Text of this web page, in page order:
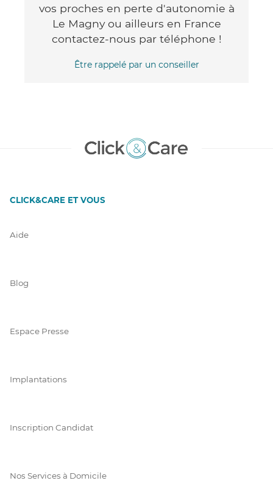
vos proches en perte d'autonomie à
Le Magny ou ailleurs en France
contactez-nous par téléphone !
Être rappelé par un conseiller
CLICK&CARE ET VOUS
Aide
Blog
Espace Presse
Implantations
Inscription Candidat
Nos Services à Domicile